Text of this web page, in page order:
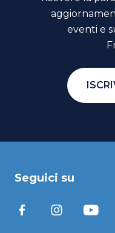
eventi e
Seguici su